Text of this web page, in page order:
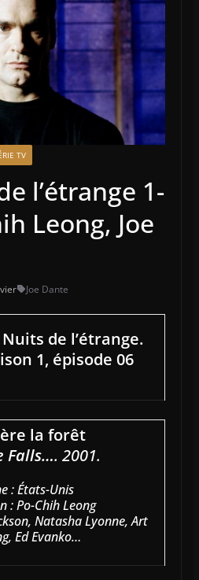
TV
l’étrange 1-
Leong, Joe
Joe Dante
Nuits de l’étrange.
1, épisode 06
la forêt
Falls…. 2001.
: États-Unis
: Po-Chih Leong
Natasha Lyonne, Art
Ed Evanko…